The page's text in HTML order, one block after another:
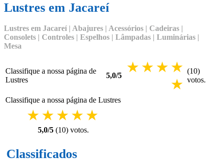
Lustres em Jacareí
Lustres em Jacareí | Abajures | Acessórios | Cadeiras |
Consolets | Controles | Espelhos | Lâmpadas | Luminárias |
Mesa
Classifique a nossa página de
Lustres
5,0/5
5
4 stars
3 stars
2 stars
1 star
(10)
votos.
Classifique a nossa página de Lustres
4 stars
3 stars
2 stars
1 star
5,0/5(10) votos.
Classificados